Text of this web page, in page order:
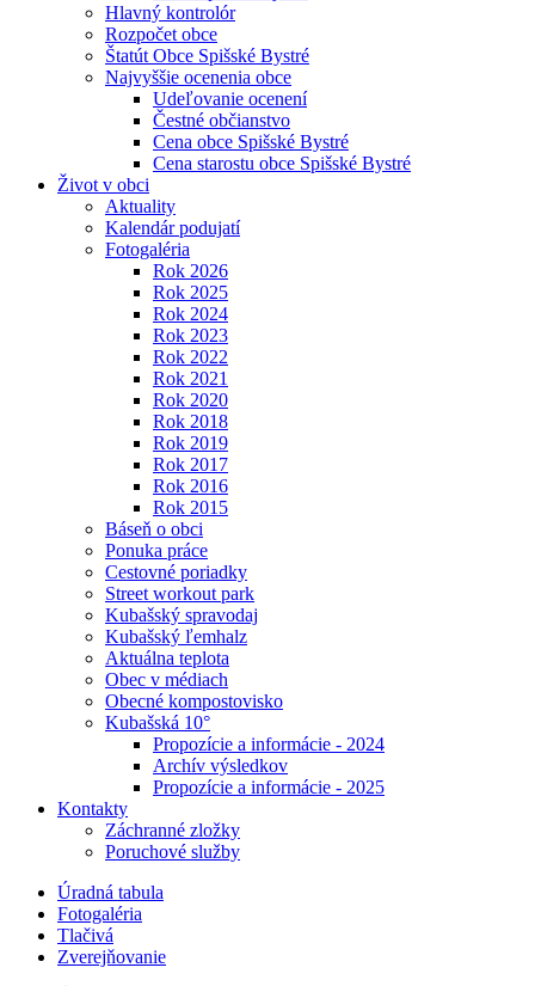
Hlavný kontrolór
Rozpočet obce
Štatút Obce Spišské Bystré
Najvyššie ocenenia obce
Udeľovanie ocenení
Čestné občianstvo
Cena obce Spišské Bystré
Cena starostu obce Spišské Bystré
Život v obci
Aktuality
Kalendár podujatí
Fotogaléria
Rok 2026
Rok 2025
Rok 2024
Rok 2023
Rok 2022
Rok 2021
Rok 2020
Rok 2018
Rok 2019
Rok 2017
Rok 2016
Rok 2015
Báseň o obci
Ponuka práce
Cestovné poriadky
Street workout park
Kubašský spravodaj
Kubašský ľemhalz
Aktuálna teplota
Obec v médiach
Obecné kompostovisko
Kubašská 10°
Propozície a informácie - 2024
Archív výsledkov
Propozície a informácie - 2025
Kontakty
Záchranné zložky
Poruchové služby
Úradná tabula
Fotogaléria
Tlačivá
Zverejňovanie